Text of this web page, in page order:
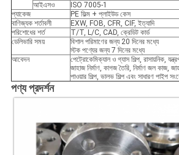
আইএসও
ISO 7005-1
প্যাকেজ
PE ফিল্ম + প্লাইউড কেস
বাণিজ্যক শর্তাবলী
EXW, FOB, CFR, CIF, ইত্যাদি
পরিশোধের শর্ত
T/T, L/C, CAD, ক্রেডিট কার্ড
ডেলিভারি সময়
বিশাল পরিমাণের জন্য 20 দিনের মধ্যে
স্টক পণ্যের জন্য 7 দিনের মধ্যে
আবেদন
পেট্রোকেমিক্যাল ও গ্যাস শিল্প, রাসায়নিক,
জাহাজ নির্মাণ, কাগজ তৈরি, নির্মাণ জল কাজ,
পাওয়ার শিল্প, ভালভ শিল্প এবং সাধারণ পাইপ
পণ্য প্রদর্শন